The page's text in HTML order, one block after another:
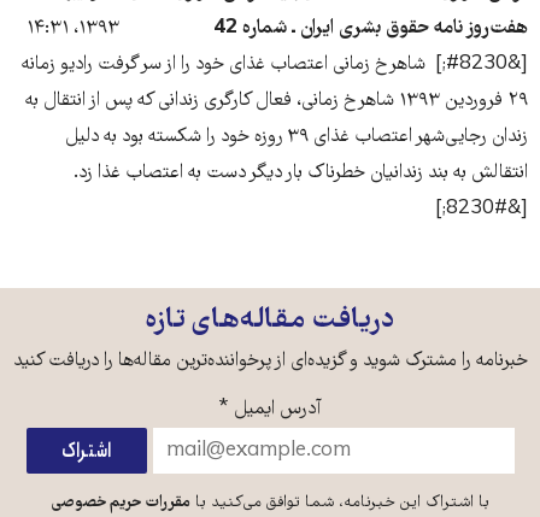
هفت‌روز نامه حقوق بشری ایران ـ شماره 42
۱۳۹۳، ۱۴:۳۱
[&#8230;] شاهرخ زمانی اعتصاب غذای خود را از سر گرفت رادیو زمانه
۲۹ فروردین ۱۳۹۳ شاهرخ زمانی، فعال کارگری زندانی که پس از انتقال به
زندان رجایی‌شهر اعتصاب غذای ۳۹ روزه خود را شکسته بود به دلیل
انتقالش به بند زندانیان خطرناک بار دیگر دست به اعتصاب غذا زد.
[&#8230;]
دریافت مقاله‌های تازه
خبرنامه را مشترک شوید و گزیده‌ای از پرخواننده‌ترین مقاله‌ها را دریافت کنید
آدرس ایمیل *
با اشتراک این خبرنامه، شما توافق می‌کنید بامقررات حریم خصوصی